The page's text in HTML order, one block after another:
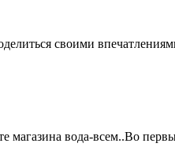
своими
магазина вода-всем..Во